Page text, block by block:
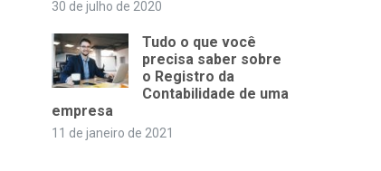
30 de julho de 2020
Tudo o que você
precisa saber sobre
o Registro da
Contabilidade de uma
empresa
11 de janeiro de 2021